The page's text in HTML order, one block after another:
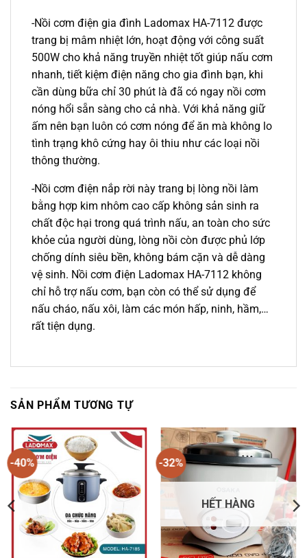
-Nồi cơm điện gia đình Ladomax HA-7112 được
trang bị mâm nhiệt lớn, hoạt động với công suất
500W cho khả năng truyền nhiệt tốt giúp nấu cơm
nhanh, tiết kiệm điện năng cho gia đình bạn, khi
cần dùng bữa chỉ 30 phút là đã có ngay nồi cơm
nóng hổi sẵn sàng cho cả nhà. Với khả năng giữ
ấm nên bạn luôn có cơm nóng để ăn mà không lo
tình trạng khô cứng hay ôi thiu như các loại nồi
thông thường.
-Nồi cơm điện nắp rời này trang bị lòng nồi làm
bằng hợp kim nhôm cao cấp không sản sinh ra
chất độc hại trong quá trình nấu, an toàn cho sức
khỏe của người dùng, lòng nồi còn được phủ lớp
chống dính siêu bền, không bám cặn và dễ dàng
vệ sinh. Nồi cơm điện Ladomax HA-7112 không
chỉ hỗ trợ nấu cơm, bạn còn có thể sử dụng để
nấu cháo, nấu xôi, làm các món hấp, ninh, hầm,…
rất tiện dụng.
SẢN PHẨM TƯƠNG TỰ
-40% -32%
HẾT HÀNG